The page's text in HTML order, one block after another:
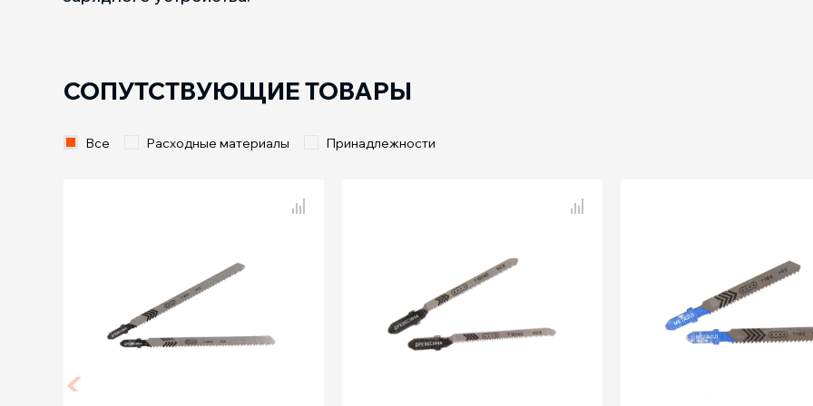
СОПУТСТВУЮЩИЕ ТОВАРЫ
Все Расходные материалы Принадлежности
Шаг зубьев, мм
Общая длина, мм
Тип реза
Шаг зубьев, мм
Общая длина, мм
Рабочая длина, мм
Шаг зубьев, мм
Общая длина, мм